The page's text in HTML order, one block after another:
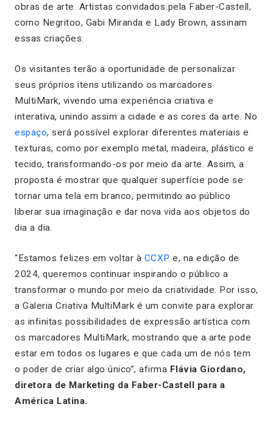
obras de arte. Artistas convidados pela Faber-Castell,
como Negritoo, Gabi Miranda e Lady Brown, assinam
essas criações.
Os visitantes terão a oportunidade de personalizar
seus próprios itens utilizando os marcadores
MultiMark, vivendo uma experiência criativa e
interativa, unindo assim a cidade e as cores da arte. No
espaço, será possível explorar diferentes materiais e
texturas, como por exemplo metal, madeira, plástico e
tecido, transformando-os por meio da arte. Assim, a
proposta é mostrar que qualquer superfície pode se
tornar uma tela em branco, permitindo ao público
liberar sua imaginação e dar nova vida aos objetos do
dia a dia.
“Estamos felizes em voltar à CCXP e, na edição de
2024, queremos continuar inspirando o público a
transformar o mundo por meio da criatividade. Por isso,
a Galeria Criativa MultiMark é um convite para explorar
as infinitas possibilidades de expressão artística com
os marcadores MultiMark, mostrando que a arte pode
estar em todos os lugares e que cada um de nós tem
o poder de criar algo único”, afirma Flávia Giordano,
diretora de Marketing da Faber-Castell para a
América Latina.